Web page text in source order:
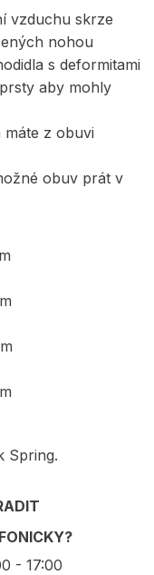
vzduchu skrze
nohou
s deformitami
aby mohly
z obuvi
obuv prát v
Spring.
- 17:00